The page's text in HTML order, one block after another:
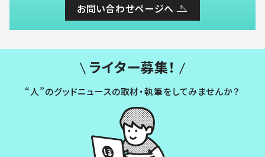
お問い合わせページへ
ライター募集！
“人”のグッドニュースの取材・執筆をしてみませんか？